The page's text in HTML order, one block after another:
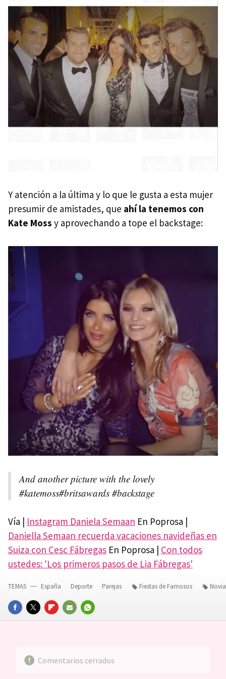
Y atención a la última y lo que le gusta a esta mujer
presumir de amistades, que ahí la tenemos con
Kate Moss y aprovechando a tope el backstage:
And another picture with the lovely
#katemoss#britsawards #backstage
Vía | Instagram Daniela Semaan En Poprosa |
Daniella Semaan recuerda vacaciones navideñas en
Suiza con Cesc Fábregas En Poprosa | Con todos
ustedes: 'Los primeros pasos de Lia Fábregas'
FACEBOOKTWITTERFLIPBOARD
E-
WHATSAPP
TEMAS España Deporte Parejas Fiestas de Famosos
Comentarios cerrados